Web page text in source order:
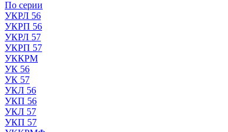
По серии
УКРЛ 56
УКРП 56
УКРЛ 57
УКРП 57
УККРМ
УК 56
УК 57
УКЛ 56
УКП 56
УКЛ 57
УКП 57